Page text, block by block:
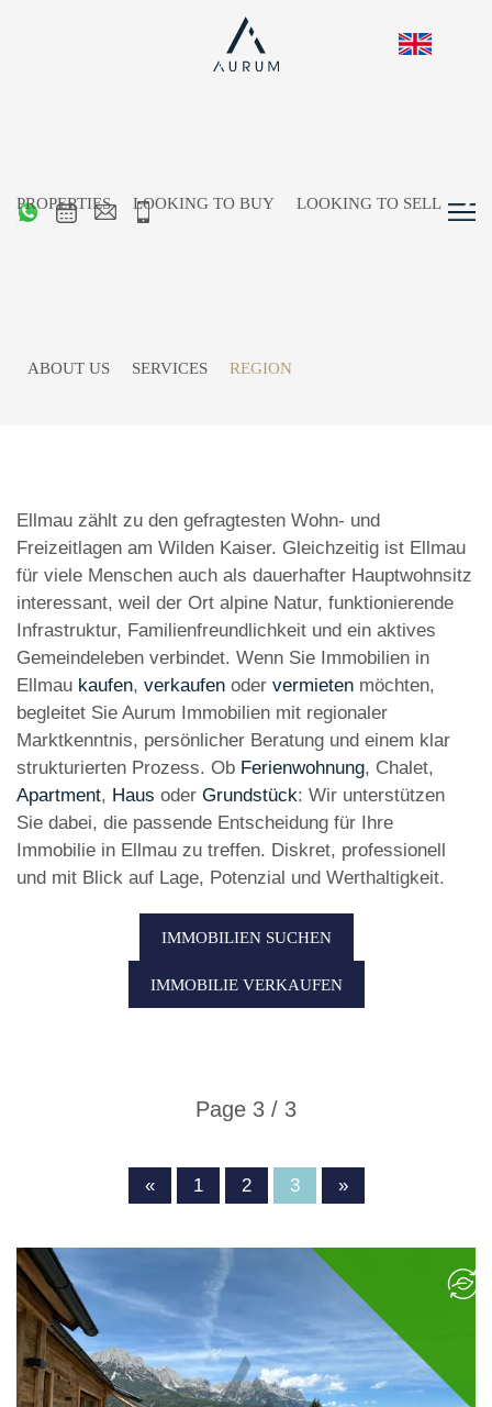
persönliche Beratung und
Ellmau zählt zu den gefragtesten Wohn- und
Freizeitlagen am Wilden Kaiser. Gleichzeitig ist Ellmau
für viele Menschen auch als dauerhafter Hauptwohnsitz
interessant, weil der Ort alpine Natur, funktionierende
Infrastruktur, Familienfreundlichkeit und ein aktives
Gemeindeleben verbindet. Wenn Sie Immobilien in
Ellmau kaufen, verkaufen oder vermieten möchten,
begleitet Sie Aurum Immobilien mit regionaler
Marktkenntnis, persönlicher Beratung und einem klar
strukturierten Prozess. Ob Ferienwohnung, Chalet,
Apartment, Haus oder Grundstück: Wir unterstützen
Sie dabei, die passende Entscheidung für Ihre
Immobilie in Ellmau zu treffen. Diskret, professionell
und mit Blick auf Lage, Potenzial und Werthaltigkeit.
IMMOBILIEN SUCHEN
IMMOBILIE VERKAUFEN
Page 3 / 3
« 1 2 3 »
PROPERTIES LOOKING TO BUY LOOKING TO SELL
ABOUT US SERVICES REGION